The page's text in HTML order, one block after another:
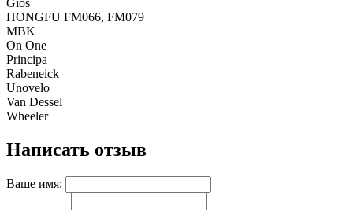
HONGFU FM066, FM079
MBK
On One
Principa
Rabeneick
Unovelo
Van Dessel
Wheeler
Написать отзыв
Ваше имя: